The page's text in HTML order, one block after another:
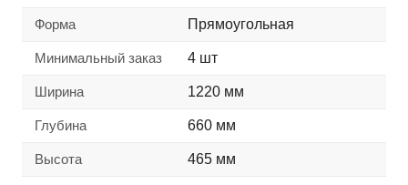
Форма Прямоугольная
Минимальный заказ 4 шт
Ширина 1220 мм
Глубина 660 мм
Высота 465 мм